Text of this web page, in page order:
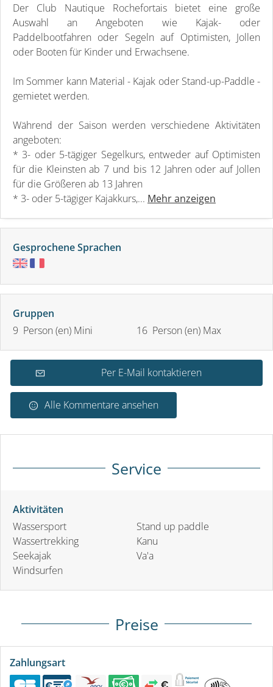
Der Club Nautique Rochefortais bietet eine große
Auswahl an Angeboten wie Kajak- oder
Paddelbootfahren oder Segeln auf Optimisten, Jollen
oder Booten für Kinder und Erwachsene.
Im Sommer kann Material - Kajak oder Stand-up-Paddle -
gemietet werden.
Während der Saison werden verschiedene Aktivitäten
angeboten:
* 3- oder 5-tägiger Segelkurs, entweder auf Optimisten
für die Kleinsten ab 7 und bis 12 Jahren oder auf Jollen
für die Größeren ab 13 Jahren
* 3- oder 5-tägiger Kajakkurs,... Mehr anzeigen
Gesprochene Sprachen
Gruppen
9 Person (en) Mini
16 Person (en) Max
Per E-Mail kontaktieren
Alle Kommentare ansehen
Service
Aktivitäten
Wassersport
Wassertrekking
Seekajak
Windsurfen
Stand up paddle
Kanu
Va'a
Preise
Zahlungsart